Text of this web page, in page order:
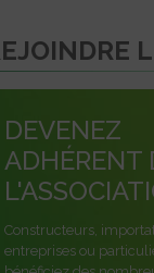
DEVENEZ
ADHÉRENT
Constructeurs,
entreprises ou